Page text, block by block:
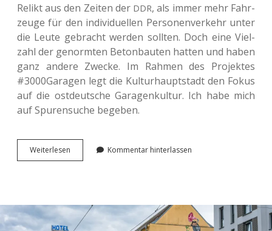
Relikt aus den Zeiten der DDR, als immer mehr Fahr­
zeu­ge für den indi­vi­du­el­len Per­so­nen­ver­kehr unter
die Leute gebracht werden soll­ten. Doch eine Viel­
zahl der genorm­ten Beton­bau­ten hatten und haben
ganz andere Zwecke. Im Rahmen des Pro­jek­tes
#3000Garagen legt die Kul­tur­haupt­stadt den Fokus
auf die ost­deut­sche Gara­gen­kul­tur. Ich habe mich
auf Spu­ren­su­che begeben.
Wei­ter­le­sen
den
nit­
Garagenkultur.
Kommentar hinterlassen